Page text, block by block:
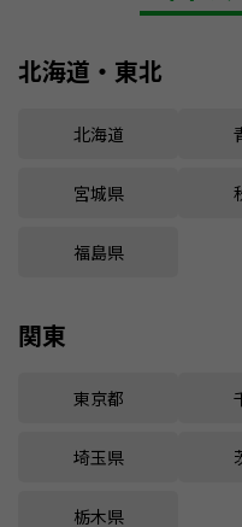
北海道・東北
北海道
宮城県
福島県
関東
東京都
埼玉県
栃木県